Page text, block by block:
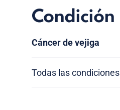
Condición
Cáncer de vejiga
Todas las condiciones